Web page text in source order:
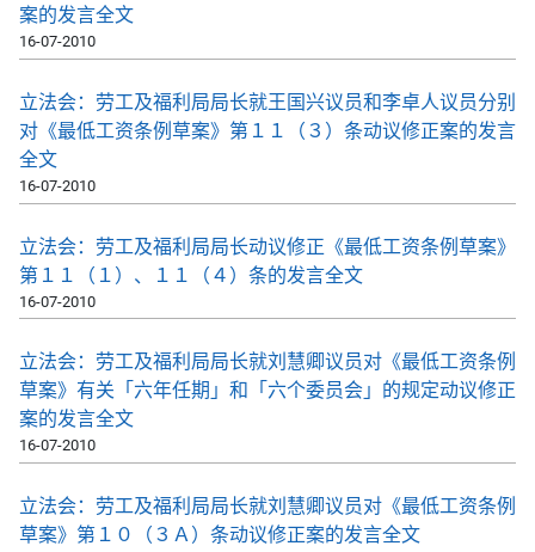
案的发言全文
16-07-2010
立法会：劳工及福利局局长就王国兴议员和李卓人议员分别
对《最低工资条例草案》第１１（３）条动议修正案的发言
全文
16-07-2010
立法会：劳工及福利局局长动议修正《最低工资条例草案》
第１１（１）、１１（４）条的发言全文
16-07-2010
立法会：劳工及福利局局长就刘慧卿议员对《最低工资条例
草案》有关「六年任期」和「六个委员会」的规定动议修正
案的发言全文
16-07-2010
立法会：劳工及福利局局长就刘慧卿议员对《最低工资条例
草案》第１０（３Ａ）条动议修正案的发言全文